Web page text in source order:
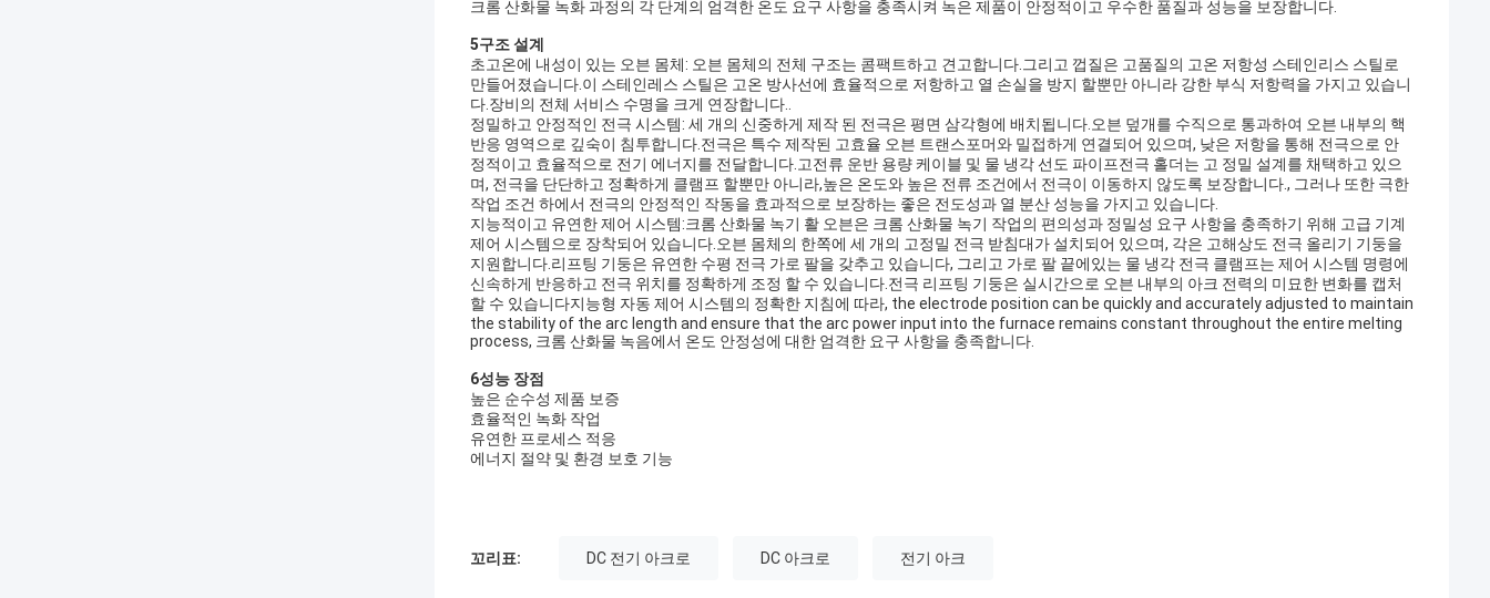
크롬 산화물 녹화 과정의 각 단계의 엄격한 온도 요구 사항을 충족시켜 녹은 제품이 안정적이고 우수한 품질과 성능을 보장합니다.
5구조 설계
초고온에 내성이 있는 오븐 몸체: 오븐 몸체의 전체 구조는 콤팩트하고 견고합니다.그리고 껍질은 고품질의 고온 저항성 스테인리스 스틸로
만들어졌습니다.이 스테인레스 스틸은 고온 방사선에 효율적으로 저항하고 열 손실을 방지 할뿐만 아니라 강한 부식 저항력을 가지고 있습니
다.장비의 전체 서비스 수명을 크게 연장합니다..
정밀하고 안정적인 전극 시스템: 세 개의 신중하게 제작 된 전극은 평면 삼각형에 배치됩니다.오븐 덮개를 수직으로 통과하여 오븐 내부의 핵
반응 영역으로 깊숙이 침투합니다.전극은 특수 제작된 고효율 오븐 트랜스포머와 밀접하게 연결되어 있으며, 낮은 저항을 통해 전극으로 안
정적이고 효율적으로 전기 에너지를 전달합니다.고전류 운반 용량 케이블 및 물 냉각 선도 파이프전극 홀더는 고 정밀 설계를 채택하고 있으
며, 전극을 단단하고 정확하게 클램프 할뿐만 아니라,높은 온도와 높은 전류 조건에서 전극이 이동하지 않도록 보장합니다., 그러나 또한 극한
작업 조건 하에서 전극의 안정적인 작동을 효과적으로 보장하는 좋은 전도성과 열 분산 성능을 가지고 있습니다.
지능적이고 유연한 제어 시스템:크롬 산화물 녹기 활 오븐은 크롬 산화물 녹기 작업의 편의성과 정밀성 요구 사항을 충족하기 위해 고급 기계
제어 시스템으로 장착되어 있습니다.오븐 몸체의 한쪽에 세 개의 고정밀 전극 받침대가 설치되어 있으며, 각은 고해상도 전극 올리기 기둥을
지원합니다.리프팅 기둥은 유연한 수평 전극 가로 팔을 갖추고 있습니다, 그리고 가로 팔 끝에있는 물 냉각 전극 클램프는 제어 시스템 명령에
신속하게 반응하고 전극 위치를 정확하게 조정 할 수 있습니다.전극 리프팅 기둥은 실시간으로 오븐 내부의 아크 전력의 미묘한 변화를 캡처
할 수 있습니다지능형 자동 제어 시스템의 정확한 지침에 따라, the electrode position can be quickly and accurately adjusted to maintain
the stability of the arc length and ensure that the arc power input into the furnace remains constant throughout the entire melting
process, 크롬 산화물 녹음에서 온도 안정성에 대한 엄격한 요구 사항을 충족합니다.
6성능 장점
높은 순수성 제품 보증
효율적인 녹화 작업
유연한 프로세스 적응
에너지 절약 및 환경 보호 기능
꼬리표: DC 전기 아크로 DC 아크로 전기 아크